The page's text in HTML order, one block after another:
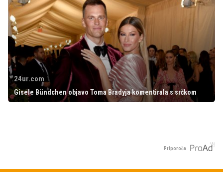
24ur.com
Gisele Bündchen objavo Toma Bradyja komentirala s srčkom
Priporoča